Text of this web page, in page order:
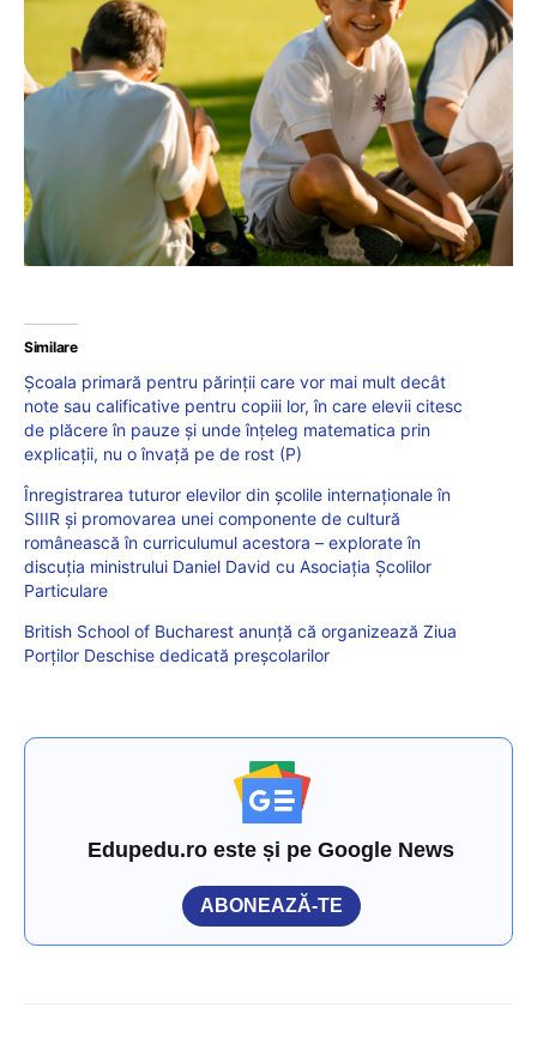
Similare
Școala primară pentru părinții care vor mai mult decât
note sau calificative pentru copiii lor, în care elevii citesc
de plăcere în pauze și unde înțeleg matematica prin
explicații, nu o învață pe de rost (P)
Înregistrarea tuturor elevilor din școlile internaționale în
SIIIR și promovarea unei componente de cultură
românească în curriculumul acestora – explorate în
discuția ministrului Daniel David cu Asociația Școlilor
Particulare
British School of Bucharest anunță că organizează Ziua
Porților Deschise dedicată preșcolarilor
Edupedu.ro este și pe Google News
ABONEAZĂ-TE